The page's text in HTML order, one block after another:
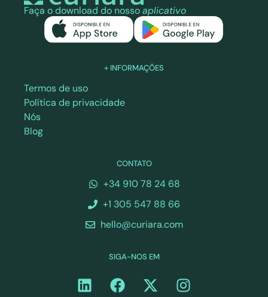
Faça o download do nossoaplicativo
+ INFORMAÇÕES
Termos de uso
Política de privacidade
Nós
Blog
CONTATO
+34 910 78 24 68
+1 305 547 88 66
hello@curiara.com
SIGA-NOS EM